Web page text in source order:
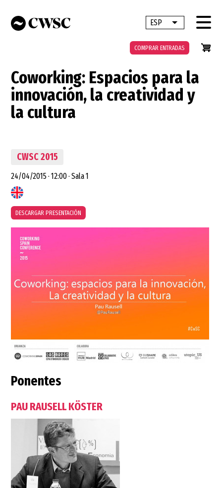
contenido
ESP Lista adicional
COMPRAR ENTRADAS
Coworking: Espacios para la
innovación, la creatividad y
la cultura
CWSC 2015
24/04/2015· 12:00· Sala 1
DESCARGAR PRESENTACIÓN
Ponentes
PAU RAUSELL KÖSTER